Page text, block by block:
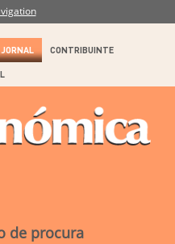
JORNAL CONTRIBUINTE
de procura